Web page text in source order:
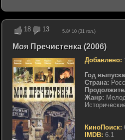
18 13 5.8/ 10 (31 гол.)
Моя Пречистенка (2006)
Добавлено:
Год
Страна:
Жанр:
КиноПоиск:
IMDB: 6.1